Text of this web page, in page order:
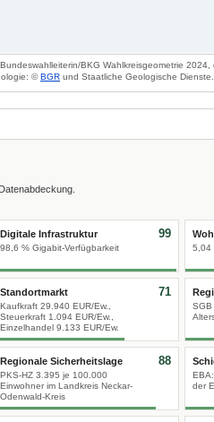
Bundeswahlleiterin/BKG Wahlkreisgeometrie
©BGR und Staatliche Geologische Dienste.
Digitale Infrastruktur
98,6 % Gigabit-Verfügbarkeit
99
5,04
Standortmarkt
Kaufkraft 29.940 EUR/Ew.,
Steuerkraft 1.094 EUR/Ew.,
Einzelhandel 9.133 EUR/Ew.
71
SGB
Regionale Sicherheitslage
PKS-HZ 3.395 je 100.000
Einwohner im Landkreis Neckar-
Odenwald-Kreis
88
der